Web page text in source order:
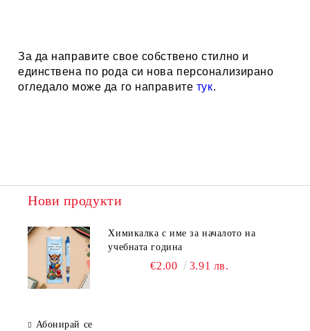
За да направите свое собствено стилно и
единствена по рода си нова персонализирано
огледало може да го направите тук.
Нови продукти
Химикалка с име за началото на
учебната година
€2.00 3.91 лв.
Абонирай се